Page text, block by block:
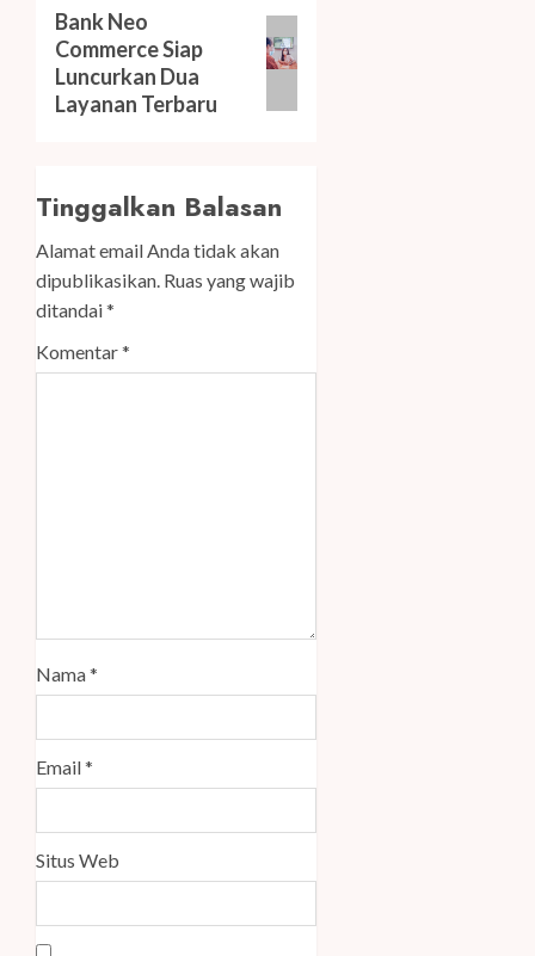
Next
post:
Bank Neo
Commerce Siap
Luncurkan Dua
Layanan Terbaru
Tinggalkan Balasan
Alamat email Anda tidak akan
dipublikasikan. Ruas yang wajib
ditandai*
Komentar*
Nama*
Email*
Situs Web